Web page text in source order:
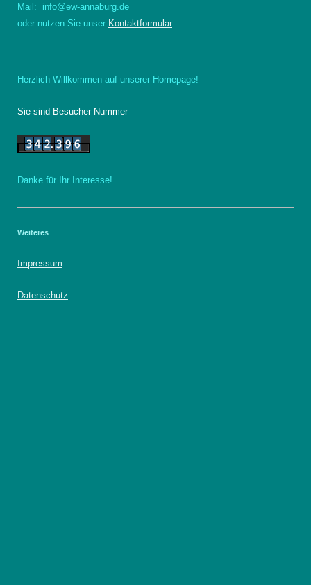
Mail: info@ew-annaburg.de
oder nutzen Sie unser Kontaktformular
Herzlich Willkommen auf unserer Homepage!
Sie sind Besucher Nummer
Danke für Ihr Interesse!
Weiteres
Impressum
Datenschutz